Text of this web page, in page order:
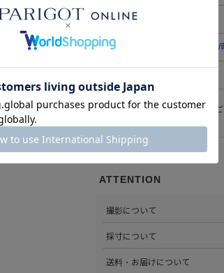
生産国
カテゴリ /
※洗濯表示についてはこちら を
ATTENTION
撮影について
心がけています。詳しくは
採寸について
部サイズタブか、または
送料・お届けについて